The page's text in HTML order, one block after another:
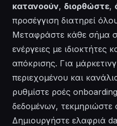
κατανοούν, διορθώστε,
προσέγγιση διατηρεί
Μεταφράστε κάθε σήμα
ενέργειες με ιδιοκτήτες
απόκρισης. Για
περιεχομένου και
ρυθμίστε ροές
δεδομένων, τεκμηριώστε
Δημιουργήστε ελαφριά